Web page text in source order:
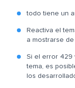
todo tiene un
Reactiva el
a mostrarse
Si el error 429
tema, es
los